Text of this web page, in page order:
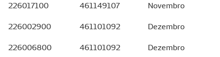
226017100 461149107 Novembro
226002900 461101092 Dezembro
226006800 461101092 Dezembro